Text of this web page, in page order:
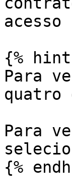
acesso |
{%
Para
quatro
Para
{%